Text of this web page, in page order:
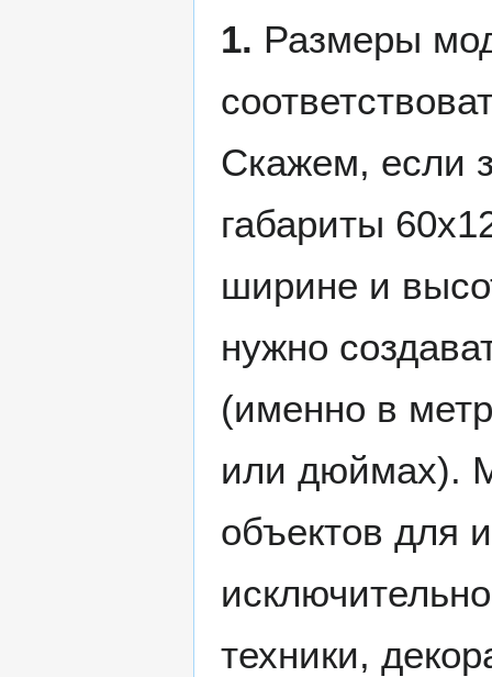
1. Размеры
Скажем, если
габариты
ширине и
нужно
(именно в
или дюймах).
объектов для
техники,